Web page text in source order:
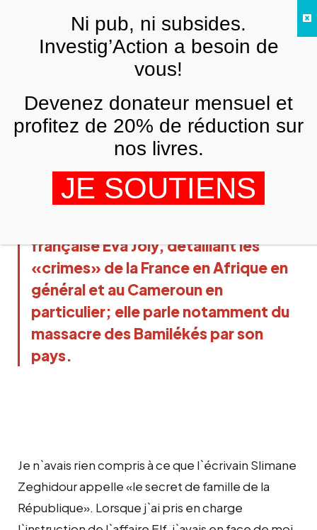
Eva Joly balance tout sur la
Françafrique
23 JUILLET 2019
Nous ne résistons pas à l`envie de
publier pour nos lecteurs ces extraits
française Eva Joly, détaillant les
«crimes» de la France en Afrique en
général et au Cameroun en
particulier; elle parle notamment du
massacre des Bamilékés par son
pays.
Je n`avais rien compris à ce que l`écrivain Slimane
Zeghidour appelle «le secret de famille de la
République». Lorsque j`ai pris en charge
FRNi pub, ni subsides.
Investig’Action a besoin de
vous!
Devenez donateur mensuel et
profitez de 20% de réduction sur
nos livres.
JE SOUTIENS